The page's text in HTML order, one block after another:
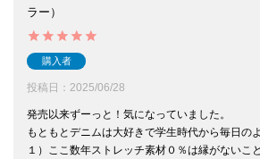
ラー）
購入者
投稿日 2025/06/28
発売以来ずーっと！気になっていました。
もともとデニムは大好きで学生時代から毎日の
１）ここ数年ストレッチ素材０％は縁がないこと